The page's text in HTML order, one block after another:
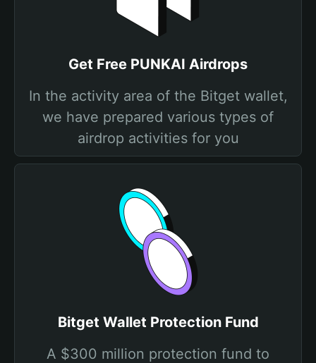
Get Free PUNKAI Airdrops
In the activity area of the Bitget wallet,
we have prepared various types of
airdrop activities for you
Bitget Wallet Protection Fund
A $300 million protection fund to